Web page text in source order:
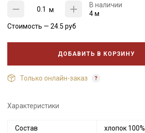
м
В наличии
4 м
Стоимость — 24.5 руб
ДОБАВИТЬ В КОРЗИНУ
Только онлайн-заказ
Характеристики
Состав хлопок 100%